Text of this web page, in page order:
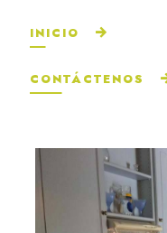
INICIO
CONTÁCTENOS